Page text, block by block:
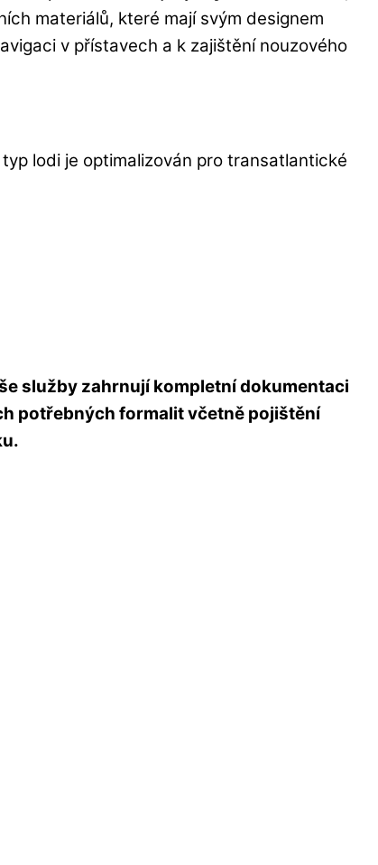
materiálů, které mají svým designem
v přístavech a k zajištění nouzového
lodi je optimalizován pro transatlantické
služby zahrnují kompletní dokumentaci
potřebných formalit včetně pojištění
.